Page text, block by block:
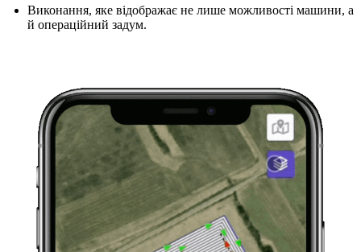
Виконання, яке відображає не лише можливості машини, а
й операційний задум.